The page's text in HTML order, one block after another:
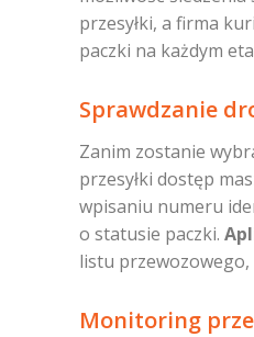
przesyłki, a firma
paczki na każdym
Sprawdzanie
Zanim zostanie
przesyłki dostęp
wpisaniu numeru
o statusie paczki.
listu przewozowego,
Monitoring